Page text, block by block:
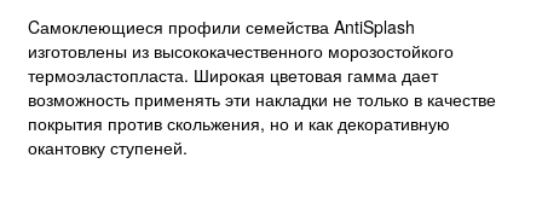
Cамоклеющиеся профили семейства AntiSplash
изготовлены из высококачественного морозостойкого
термоэластопласта. Широкая цветовая гамма дает
возможность применять эти накладки не только в качестве
покрытия против скольжения, но и как декоративную
окантовку ступеней.